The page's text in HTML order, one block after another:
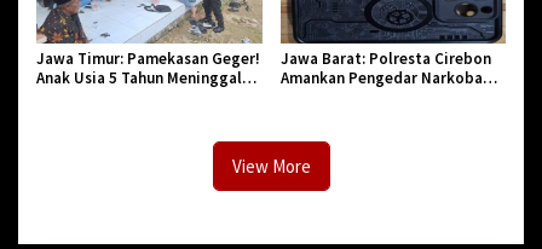
Jawa Timur: Pamekasan Geger!
Anak Usia 5 Tahun Meninggal
Jawa Barat: Polresta Cirebon
Amankan Pengedar Narkoba
View More